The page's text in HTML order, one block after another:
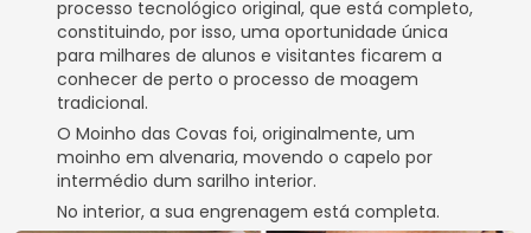
processo tecnológico original, que está completo,
constituindo, por isso, uma oportunidade única
para milhares de alunos e visitantes ficarem a
conhecer de perto o processo de moagem
tradicional.
O Moinho das Covas foi, originalmente, um
moinho em alvenaria, movendo o capelo por
intermédio dum sarilho interior.
No interior, a sua engrenagem está completa.